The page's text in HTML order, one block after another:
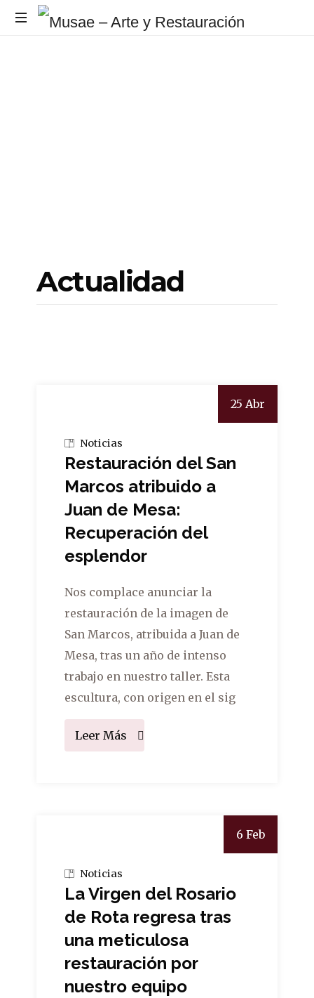
Actualidad
25 Abr
Noticias
Restauración del San
Marcos atribuido a
Juan de Mesa:
Recuperación del
esplendor
Nos complace anunciar la
restauración de la imagen de
San Marcos, atribuida a Juan de
Mesa, tras un año de intenso
trabajo en nuestro taller. Esta
escultura, con origen en el sig
Leer Más
6 Feb
Noticias
La Virgen del Rosario
de Rota regresa tras
una meticulosa
restauración por
nuestro equipo